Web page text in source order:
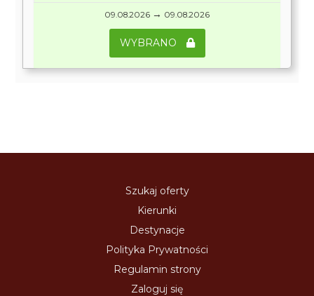
09.08.2026 → 09.08.2026
WYBRANO
Szukaj oferty
Kierunki
Destynacje
Polityka Prywatności
Regulamin strony
Zaloguj się